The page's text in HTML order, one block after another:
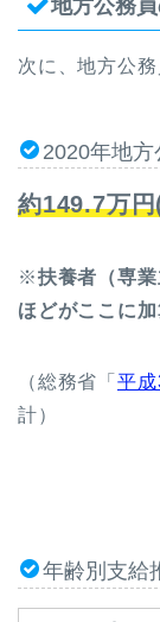
地方公務
次に、地方公務
2020年地
約149.7万
※扶養者（専
ほどがここに
（総務省「 平
計）
年齢別支給